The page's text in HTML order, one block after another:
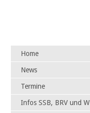
Navigation
Home
News
Termine
Infos SSB, BRV und